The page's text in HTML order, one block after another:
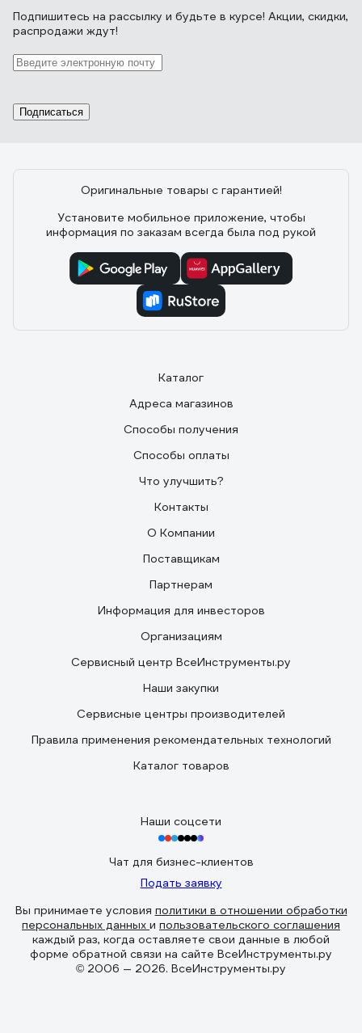
Подпишитесь на рассылку и будьте в курсе! Акции, скидки,
распродажи ждут!
Подписаться
Оригинальные товары с гарантией!
Установите мобильное приложение, чтобы
информация по заказам всегда была под рукой
Каталог
Адреса магазинов
Способы получения
Способы оплаты
Что улучшить?
Контакты
О Компании
Поставщикам
Партнерам
Информация для инвесторов
Организациям
Сервисный центр ВсеИнструменты.ру
Наши закупки
Сервисные центры производителей
Правила применения рекомендательных технологий
Каталог товаров
Наши соцсети
Чат для бизнес-клиентов
Подать заявку
Вы принимаете условия политики в отношении обработки
персональных данных и пользовательского соглашения
каждый раз, когда оставляете свои данные в любой
форме обратной связи на сайте ВсеИнструменты.ру
© 2006 — 2026. ВсеИнструменты.ру